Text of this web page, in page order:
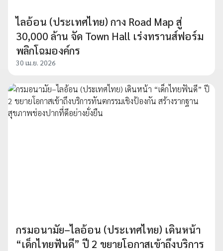
ไลอ้อน (ประเทศไทย) กาง Road Map สู่
30,000 ล้าน จัด Town Hall เร่งทรานส์ฟอร์ม
พลิกโฉมองค์กร
30 เม.ย. 2026
กรมอนามัย–ไลอ้อน (ประเทศไทย) เดินหน้า
“เด็กไทยฟันดี” ปี 2 ขยายโอกาสเข้าถึงบริการ